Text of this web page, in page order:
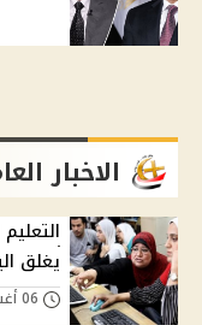
الاخبار
يغلق اليوم 7 مساءً